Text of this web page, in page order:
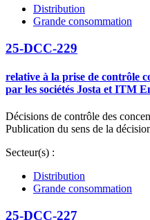
Distribution
Grande consommation
25-DCC-229
relative à la prise de contrôle
par les sociétés Josta et ITM
Décisions de contrôle des
Publication du sens de la
Secteur(s) :
Distribution
Grande consommation
25-DCC-227